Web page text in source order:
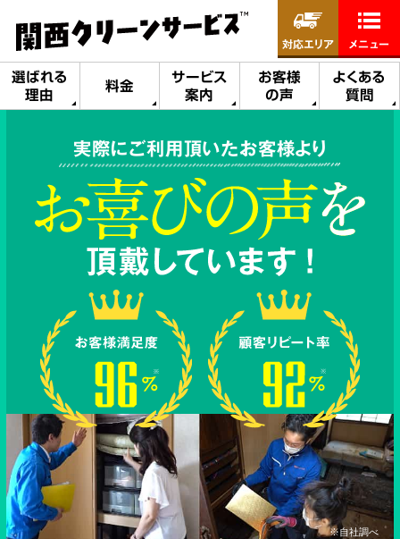
選ばれる
理由
料金
サービス
案内
お客様
の声
よくある
質問
対応エリア メニュー
実際にご利用頂いたお客様より
※自社調べ